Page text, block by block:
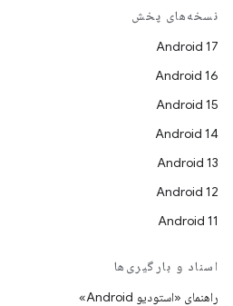
نسخه‌های پخش
Android 17
Android 16
Android 15
Android 14
Android 13
Android 12
Android 11
اسناد و بارگیری‌ها
راهنمای «استودیو Android»